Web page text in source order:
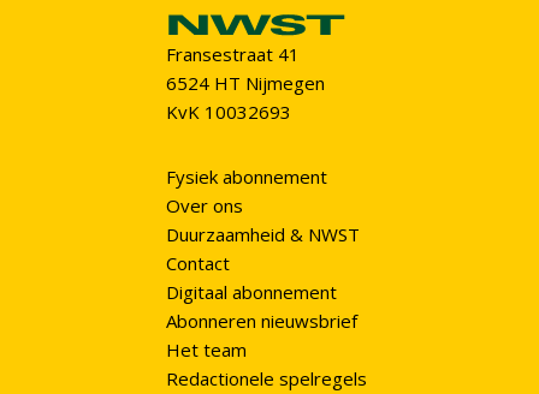
Fransestraat 41
6524 HT Nijmegen
KvK 10032693
Fysiek abonnement
Over ons
Duurzaamheid & NWST
Contact
Digitaal abonnement
Abonneren nieuwsbrief
Het team
Redactionele spelregels